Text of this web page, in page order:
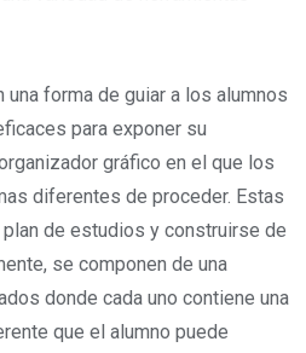
forma de guiar a los alumnos
para exponer su
gráfico en el que los
diferentes de proceder. Estas
de estudios y construirse de
se componen de una
donde cada uno contiene una
que el alumno puede